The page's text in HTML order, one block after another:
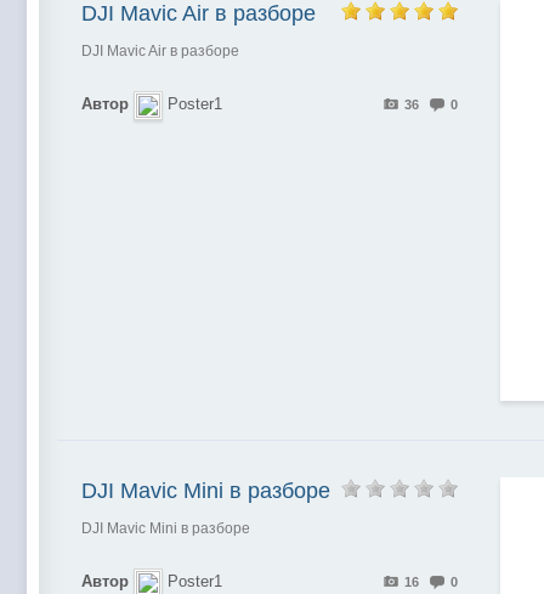
DJI Mavic Air в разборе
DJI Mavic Air в разборе
36 0
Автор Poster1
DJI Mavic Mini в разборе
DJI Mavic Mini в разборе
16 0
Автор Poster1